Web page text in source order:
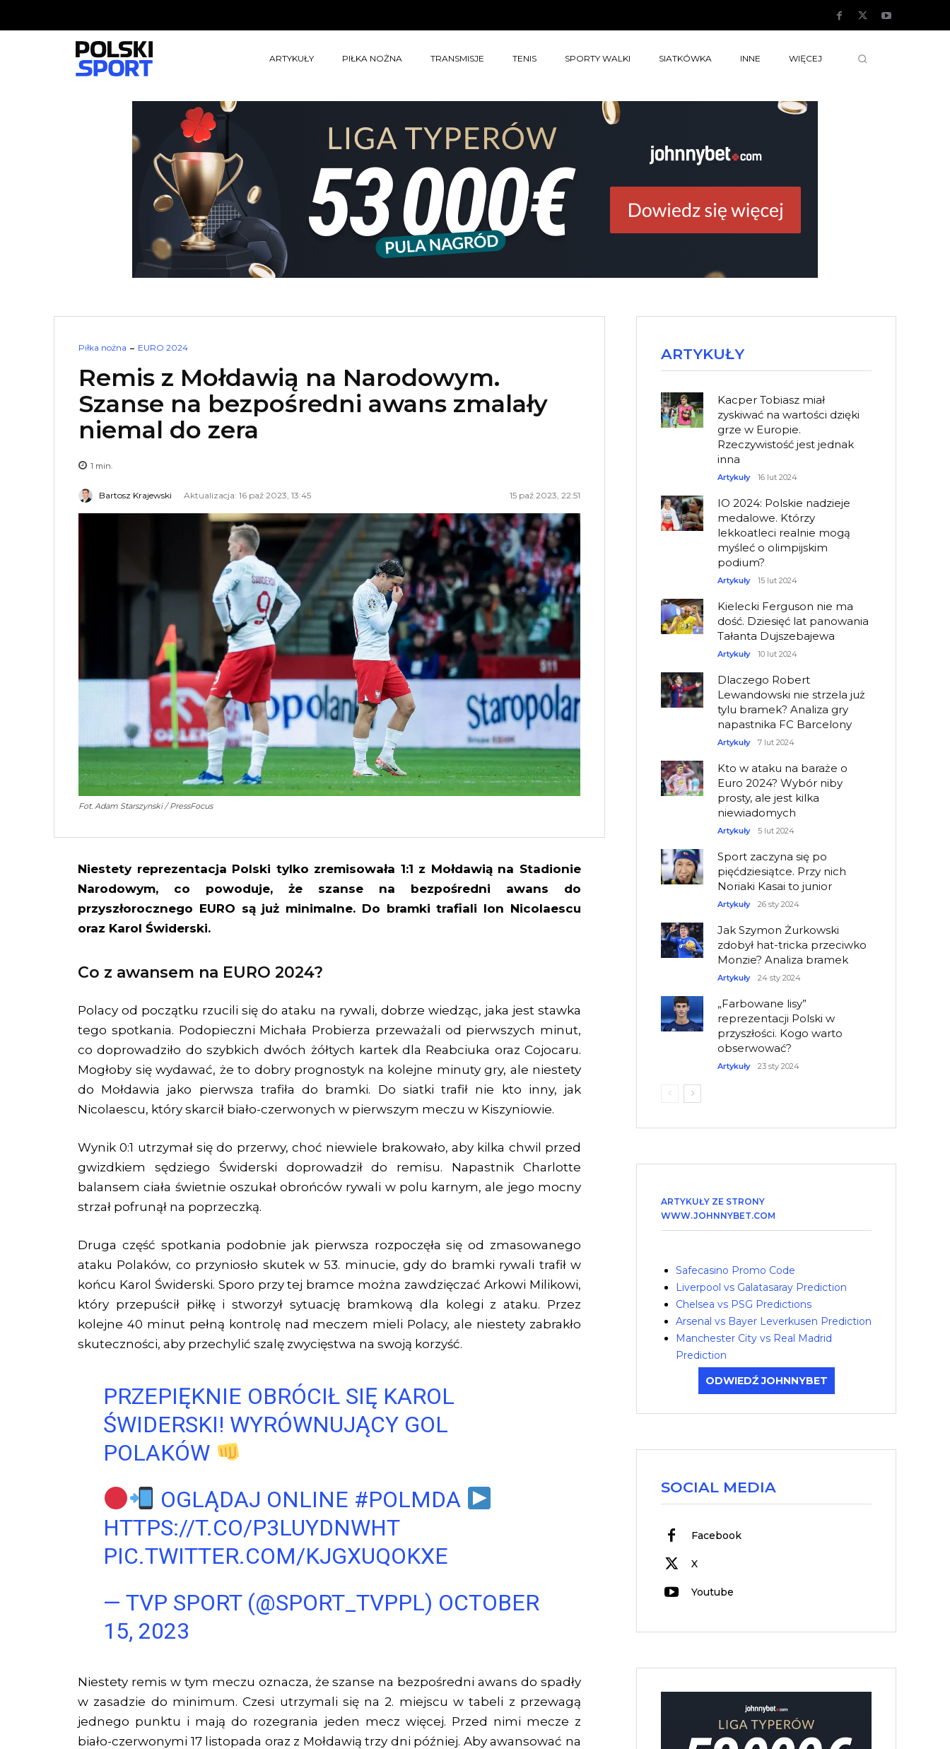
ARTYKUŁY PIŁKA NOŻNA TRANSMISJE TENIS SPORTY WALKI SIATKÓWKA INNE WIĘCEJ
Piłka nożna EURO 2024
Remis z Mołdawią na Narodowym.
Szanse na bezpośredni awans zmalały
niemal do zera
1 min.
Bartosz Krajewski Aktualizacja: 16 paź 2023, 13:45 15 paź 2023, 22:51
Fot. Adam Starszynski / PressFocus
Niestety reprezentacja Polski tylko zremisowała 1:1 z Mołdawią na Stadionie
Narodowym, co powoduje, że szanse na bezpośredni awans do
przyszłorocznego EURO są już minimalne. Do bramki trafiali Ion Nicolaescu
oraz Karol Świderski.
Co z awansem na EURO 2024?
Polacy od początku rzucili się do ataku na rywali, dobrze wiedząc, jaka jest stawka
tego spotkania. Podopieczni Michała Probierza przeważali od pierwszych minut,
co doprowadziło do szybkich dwóch żółtych kartek dla Reabciuka oraz Cojocaru.
Mogłoby się wydawać, że to dobry prognostyk na kolejne minuty gry, ale niestety
do Mołdawia jako pierwsza trafiła do bramki. Do siatki trafił nie kto inny, jak
Nicolaescu, który skarcił biało-czerwonych w pierwszym meczu w Kiszyniowie.
Wynik 0:1 utrzymał się do przerwy, choć niewiele brakowało, aby kilka chwil przed
gwizdkiem sędziego Świderski doprowadził do remisu. Napastnik Charlotte
balansem ciała świetnie oszukał obrońców rywali w polu karnym, ale jego mocny
strzał pofrunął na poprzeczką.
Druga część spotkania podobnie jak pierwsza rozpoczęła się od zmasowanego
ataku Polaków, co przyniosło skutek w 53. minucie, gdy do bramki rywali trafił w
końcu Karol Świderski. Sporo przy tej bramce można zawdzięczać Arkowi Milikowi,
który przepuścił piłkę i stworzył sytuację bramkową dla kolegi z ataku. Przez
kolejne 40 minut pełną kontrolę nad meczem mieli Polacy, ale niestety zabrakło
skuteczności, aby przechylić szalę zwycięstwa na swoją korzyść.
PRZEPIĘKNIE OBRÓCIŁ SIĘ KAROL
ŚWIDERSKI! WYRÓWNUJĄCY GOL
POLAKÓW
OGLĄDAJ ONLINE #POLMDA
HTTPS://T.CO/P3LUYDNWHT
PIC.TWITTER.COM/KJGXUQOKXE
— TVP SPORT (@SPORT_TVPPL) OCTOBER
15, 2023
Niestety remis w tym meczu oznacza, że szanse na bezpośredni awans do spadły
w zasadzie do minimum. Czesi utrzymali się na 2. miejscu w tabeli z przewagą
jednego punktu i mają do rozegrania jeden mecz więcej. Przed nimi mecze z
biało-czerwonymi 17 listopada oraz z Mołdawią trzy dni później. Aby awansować na
ARTYKUŁY
Kacper Tobiasz miał
zyskiwać na wartości dzięki
grze w Europie.
Rzeczywistość jest jednak
inna
Artykuły 16 lut 2024
IO 2024: Polskie nadzieje
medalowe. Którzy
lekkoatleci realnie mogą
myśleć o olimpijskim
podium?
Artykuły 15 lut 2024
Kielecki Ferguson nie ma
dość. Dziesięć lat panowania
Tałanta Dujszebajewa
Artykuły 10 lut 2024
Dlaczego Robert
Lewandowski nie strzela już
tylu bramek? Analiza gry
napastnika FC Barcelony
Artykuły 7 lut 2024
Kto w ataku na baraże o
Euro 2024? Wybór niby
prosty, ale jest kilka
niewiadomych
Artykuły 5 lut 2024
Sport zaczyna się po
pięćdziesiątce. Przy nich
Noriaki Kasai to junior
Artykuły 26 sty 2024
Jak Szymon Żurkowski
zdobył hat-tricka przeciwko
Monzie? Analiza bramek
Artykuły 24 sty 2024
„Farbowane lisy”
reprezentacji Polski w
przyszłości. Kogo warto
obserwować?
Artykuły 23 sty 2024
ARTYKUŁY ZE STRONY
WWW.JOHNNYBET.COM
Safecasino Promo Code
Liverpool vs Galatasaray Prediction
Chelsea vs PSG Predictions
Arsenal vs Bayer Leverkusen Prediction
Manchester City vs Real Madrid
Prediction
ODWIEDŹ JOHNNYBET
SOCIAL MEDIA
Facebook
X
Youtube